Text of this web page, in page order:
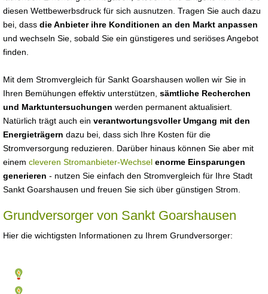
diesen Wettbewerbsdruck für sich ausnutzen. Tragen Sie auch dazu
bei, dass die Anbieter ihre Konditionen an den Markt anpassen
und wechseln Sie, sobald Sie ein günstigeres und seriöses Angebot
finden.
Mit dem Stromvergleich für Sankt Goarshausen wollen wir Sie in
Ihren Bemühungen effektiv unterstützen, sämtliche Recherchen
und Marktuntersuchungen werden permanent aktualisiert.
Natürlich trägt auch ein verantwortungsvoller Umgang mit den
Energieträgern dazu bei, dass sich Ihre Kosten für die
Stromversorgung reduzieren. Darüber hinaus können Sie aber mit
einem cleveren Stromanbieter-Wechsel enorme Einsparungen
generieren - nutzen Sie einfach den Stromvergleich für Ihre Stadt
Sankt Goarshausen und freuen Sie sich über günstigen Strom.
Grundversorger von Sankt Goarshausen
Hier die wichtigsten Informationen zu Ihrem Grundversorger: